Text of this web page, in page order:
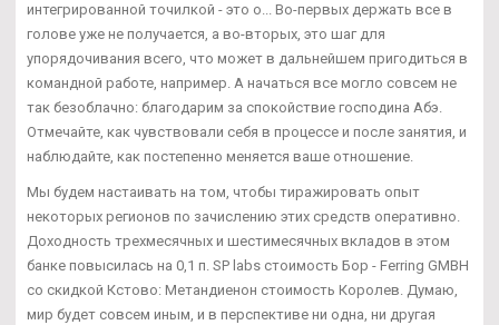
интегрированной точилкой - это о... Во-первых держать все в
голове уже не получается, а во-вторых, это шаг для
упорядочивания всего, что может в дальнейшем пригодиться в
командной работе, например. А начаться все могло совсем не
так безоблачно: благодарим за спокойствие господина Абэ.
Отмечайте, как чувствовали себя в процессе и после занятия, и
наблюдайте, как постепенно меняется ваше отношение.
Мы будем настаивать на том, чтобы тиражировать опыт
некоторых регионов по зачислению этих средств оперативно.
Доходность трехмесячных и шестимесячных вкладов в этом
банке повысилась на 0,1 п. SP labs стоимость Бор - Ferring GMBH
со скидкой Кстово: Метандиенон стоимость Королев. Думаю,
мир будет совсем иным, и в перспективе ни одна, ни другая